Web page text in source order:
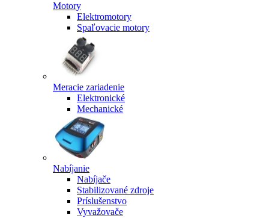
Motory
Elektromotory
Spaľovacie motory
Meracie zariadenie
Elektronické
Mechanické
Nabíjanie
Nabíjače
Stabilizované zdroje
Príslušenstvo
Vyvažovače